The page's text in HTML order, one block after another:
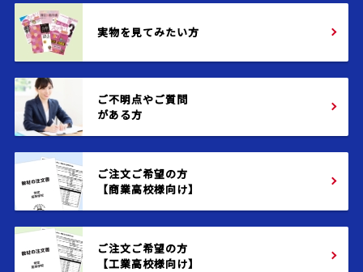
実物を見てみたい方
ご不明点やご質問
がある方
ご注文ご希望の方
【商業高校様向け】
ご注文ご希望の方
【工業高校様向け】